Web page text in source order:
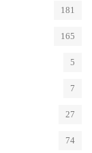
181
165
5
7
27
74